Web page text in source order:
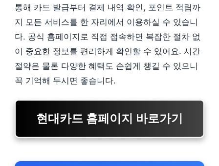
통해 카드 발급부터 결제 내역 확인, 포인트 적립까
지 모든 서비스를 한 자리에서 이용하실 수 있습니
다. 공식 홈페이지로 직접 접속하면 복잡한 절차 없
이 중요한 정보를 편리하게 확인할 수 있어요. 시간
절약은 물론 다양한 혜택도 손쉽게 챙길 수 있으니
꼭 기억해 두시면 좋습니다.
현대카드 홈페이지 바로가기